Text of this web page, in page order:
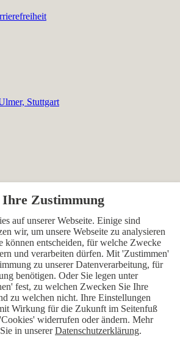
Stuttgart
der Seite „Barrierefreiheits-
das Menü jederzeit wieder einblenden.
auf unserer Webseite. Einige sind
wir, um unsere Webseite zu analysieren
können entscheiden, für welche Zwecke
und verarbeiten dürfen. Mit 'Zustimmen'
zu unserer Datenverarbeitung, für
benötigen. Oder Sie legen unter
fest, zu welchen Zwecken Sie Ihre
zu welchen nicht. Ihre Einstellungen
Wirkung für die Zukunft im Seitenfuß
widerrufen oder ändern. Mehr
in unsererDatenschutzerklärung.